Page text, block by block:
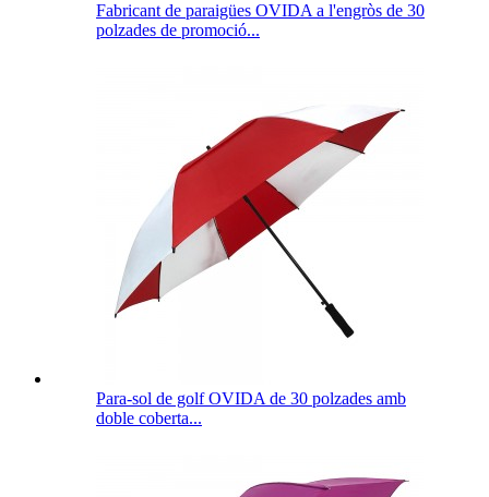
Fabricant de paraigües OVIDA a l'engròs de 30
polzades de promoció...
Para-sol de golf OVIDA de 30 polzades amb
doble coberta...